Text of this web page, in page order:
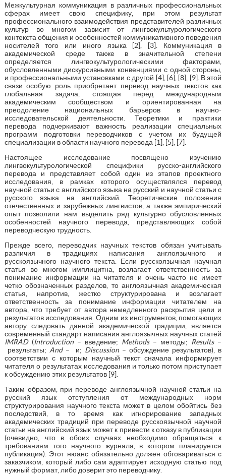
Межкультурная коммуникация в различных профессиональных
сферах имеет свою специфику, при этом результат
профессионального взаимодействия представителей различных
культур во многом зависит от лингвокультурологического
контекста общения и особенностей коммуникативного поведения
носителей того или иного языка [2], [3]. Коммуникация в
академической среде также в значительной степени
определяется лингвокультурологическими факторами,
обусловленными дискурсивными конвенциями с одной стороны,
и профессиональными установками с другой [4], [6], [8], [9]. В этой
связи особую роль приобретает перевод научных текстов как
глобальная задача, стоящая перед международным
академическим сообществом и ориентированная на
преодоление национальных барьеров в научно-
исследовательской деятельности. Теоретики и практики
перевода подчеркивают важность реализации специальных
программ подготовки переводчиков с учетом их будущей
специализации в области научного перевода [1], [5], [7].
Настоящее исследование посвящено изучению
лингвокультурологической специфики русско-английского
перевода и представляет собой один из этапов проектного
исследования, в рамках которого осуществлялся перевод
научной статьи с английского языка на русский и научной статьи с
русского языка на английский. Теоретические положения
отечественных и зарубежных лингвистов, а также эмпирический
опыт позволили нам выделить ряд культурно обусловленных
особенностей научного перевода, представляющих собой
переводческую трудность.
Прежде всего, переводчик научных текстов обязан учитывать
различия в традициях написания англоязычного и
русскоязычного научного текста. Если русскоязычная научная
статья во многом имплицитна, возлагает ответственность за
понимание информации на читателя и очень часто не имеет
четко обозначенных разделов, то англоязычная академическая
статья, напротив, жестко структурирована и возлагает
ответственность за понимание информации читателем на
автора, что требует от автора немедленного раскрытия цели и
результатов исследования. Одним из инструментов, помогающих
автору следовать данной академической традиции, является
современный стандарт написания англоязычных научных статей
IMRAD(Introduction– введение; Methods– методы; Results–
результаты; And– и; Discussion– обсуждение результатов), в
соответствии с которым научный текст сначала информирует
читателя о результатах исследования и только потом приступает
к обсуждению этих результатов [9].
Таким образом, при переводе англоязычной научной статьи на
русский язык отступления от международных норм
структурирования научного текста может в целом обойтись без
последствий, в то время как игнорирование западных
академических традиций при переводе русскоязычной научной
статьи на английский язык может к привести к отказу в публикации
(очевидно, что в обоих случаях необходимо обращаться к
требованиям того научного журнала, в котором планируется
публикация). Этот нюанс обязательно должен обговариваться с
заказчиком, который либо сам адаптирует исходную статью под
нужный формат, либо доверит это переводчику.